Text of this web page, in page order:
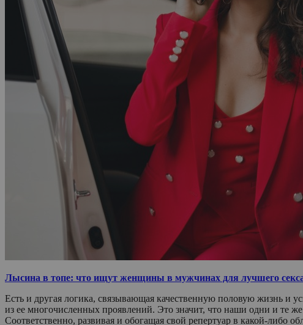
Лысина в топе: что ищут женщины в мужчинах для лучшего
Есть и другая логика, связывающая качественную половую жизнь и
из ее многочисленных проявлений. Это значит, что наши одни и те
Соответственно, развивая и обогащая свой репертуар в какой-либо